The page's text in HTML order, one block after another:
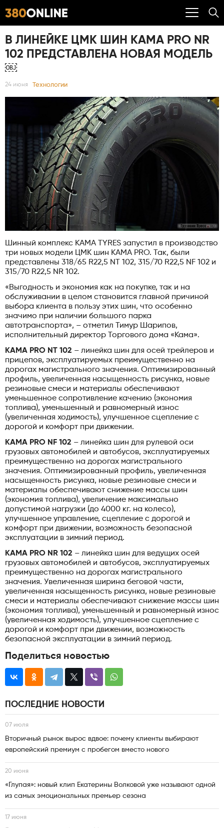
В ЛИНЕЙКЕ ЦМК ШИН KAMA PRO NR
102 ПРЕДСТАВЛЕНА НОВАЯ МОДЕЛЬ
￼
24 июня Технологии
Шинный комплекс KAMA TYRES запустил в производство
три новых модели ЦМК шин KAMA PRO. Так, были
представлены 318/65 R22,5 NT 102, 315/70 R22,5 NF 102 и
315/70 R22,5 NR 102.
«Выгодность и экономия как на покупке, так и на
обслуживании в целом становится главной причиной
выбора клиента в пользу этих шин, что особенно
значимо при наличии большого парка
автотранспорта», – отметил Тимур Шарипов,
исполнительный директор Торгового дома «Кама».
KAMA PRO NT 102 – линейка шин для осей трейлеров и
прицепов, эксплуатируемых преимущественно на
дорогах магистрального значения. Оптимизированный
профиль, увеличенная насыщенность рисунка, новые
резиновые смеси и материалы обеспечивают
уменьшенное сопротивление качению (экономия
топлива), уменьшенный и равномерный износ
(увеличенная ходимость), улучшенное сцепление с
дорогой и комфорт при движении.
KAMA PRO NF 102 – линейка шин для рулевой оси
грузовых автомобилей и автобусов, эксплуатируемых
преимущественно на дорогах магистрального
значения. Оптимизированный профиль, увеличенная
насыщенность рисунка, новые резиновые смеси и
материалы обеспечивают снижение массы шин
(экономия топлива), увеличение максимально
допустимой нагрузки (до 4000 кг. на колесо),
улучшенное управление, сцепление с дорогой и
комфорт при движении, возможность безопасной
эксплуатации в зимний период.
KAMA PRO NR 102 – линейка шин для ведущих осей
грузовых автомобилей и автобусов, эксплуатируемых
преимущественно на дорогах магистрального
значения. Увеличенная ширина беговой части,
увеличенная насыщенность рисунка, новые резиновые
смеси и материалы обеспечивают снижение массы шин
(экономия топлива), уменьшенный и равномерный износ
(увеличенная ходимость), улучшенное сцепление с
дорогой и комфорт при движении, возможность
безопасной эксплуатации в зимний период.
Поделиться новостью
ПОСЛЕДНИЕ НОВОСТИ
07 июля
Вторичный рынок вырос вдвое: почему клиенты выбирают
европейский премиум с пробегом вместо нового
20 июня
«Глупая»: новый клип Екатерины Волковой уже называют одной
из самых эмоциональных премьер сезона
17 июня